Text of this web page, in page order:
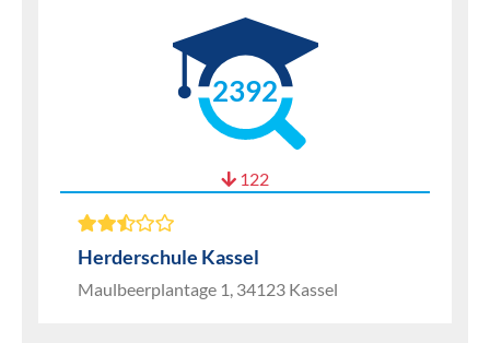
2392
122
Herderschule Kassel
Maulbeerplantage 1, 34123 Kassel